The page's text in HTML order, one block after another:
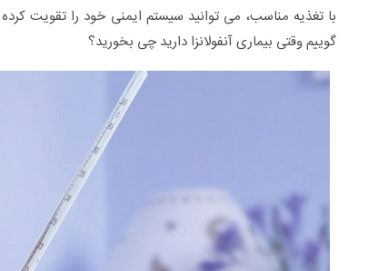
با تغذیه مناسب، می توانید سیستم ایمنی خود را تقویت
گوییم وقتی بیماری آنفولانزا دارید چی بخورید؟